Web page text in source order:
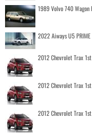
1989 Volvo 740
2022 Aiways U5 PRIME
2012 Chevrolet Trax 1st
2012 Chevrolet Trax 1st
2012 Chevrolet Trax